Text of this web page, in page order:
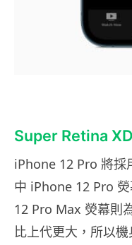
Super Retina
iPhone 12 Pro 將採
中 iPhone 12 Pro
12 Pro Max 熒幕則
比上代更大，所以